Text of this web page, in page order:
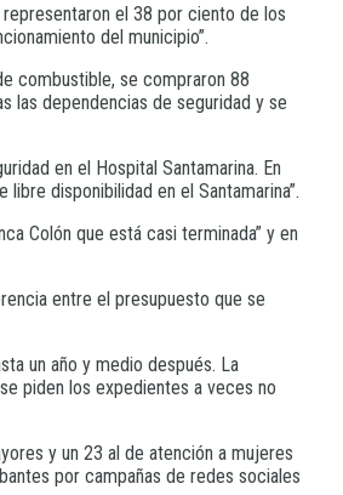
el 38 por ciento de los
del municipio”.
combustible, se compraron 88
las dependencias de seguridad y se
en el Hospital Santamarina. En
disponibilidad en el Santamarina”.
Colón que está casi terminada” y en
entre el presupuesto que se
un año y medio después. La
piden los expedientes a veces no
y un 23 al de atención a mujeres
por campañas de redes sociales